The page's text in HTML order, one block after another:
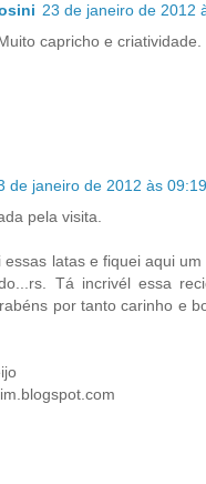
23 de janeiro de 2012
capricho e criatividade.
de janeiro de 2012 às 09:19
pela visita.
essas latas e fiquei aqui
Tá incrivél essa
por tanto carinho e